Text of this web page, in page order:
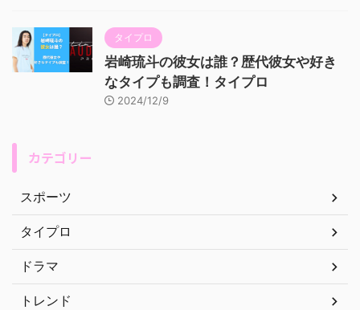
タイプロ
岩崎琉斗の彼女は誰？歴代彼女や好き
なタイプも調査！タイプロ
2024/12/9
カテゴリー
スポーツ
タイプロ
ドラマ
トレンド